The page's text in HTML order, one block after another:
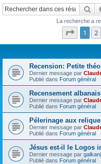
La recherche a
Page 1
1 2
Recension: Petite
Dernier message par
Publié dans Forum général
Recensement
Dernier message par
Publié dans Forum général
Pélerinage aux
Dernier message par
Publié dans Forum général
Jésus est-il le Logos
Dernier message par galkani
Publié dans Forum général